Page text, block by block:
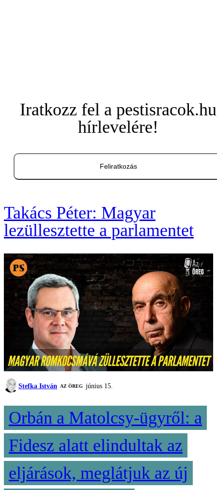
Iratkozz fel a pestisracok.hu
hírlevelére!
Feliratkozás
Takács Péter: Magyar
lezüllesztette a parlamentet
Stefka István AZ ÖREG június 15.
Orbán a Matolcsy-ügyről: a
Fidesz alatt elindultak az
eljárások, meglátjuk az új